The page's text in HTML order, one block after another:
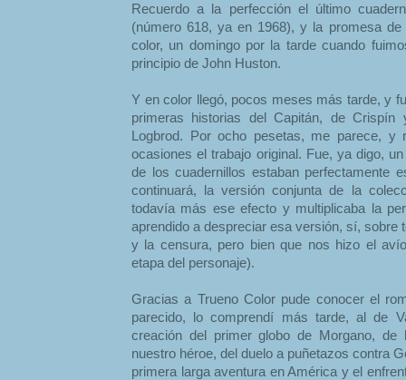
Recuerdo a la perfección el último
(número 618, ya en 1968), y la promesa de
color, un domingo por la tarde cuando
principio de John Huston.
Y en color llegó, pocos meses más tarde, y
primeras historias del Capitán, de
Logbrod. Por ocho pesetas, me parece, y
ocasiones el trabajo original. Fue, ya digo,
de los cuadernillos estaban perfectamente
continuará, la versión conjunta de la
todavía más ese efecto y multiplicaba la
aprendido a despreciar esa versión, sí, sobre
y la censura, pero bien que nos hizo el
etapa del personaje).
Gracias a Trueno Color pude conocer el
parecido, lo comprendí más tarde, al de
creación del primer globo de Morgano, de
nuestro héroe, del duelo a puñetazos contra
primera larga aventura en América y el